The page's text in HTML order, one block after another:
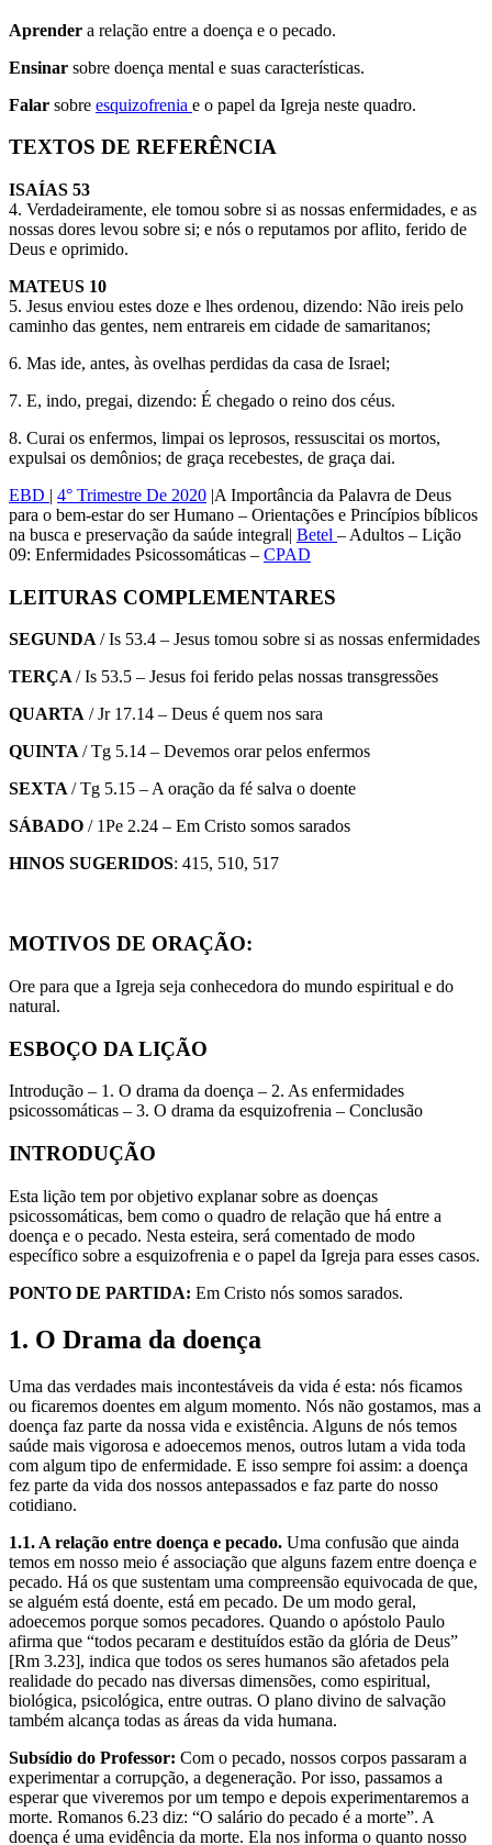
Aprender a relação entre a doença e o pecado.
Ensinar sobre doença mental e suas características.
Falar sobre esquizofrenia e o papel da Igreja neste quadro.
TEXTOS DE REFERÊNCIA
ISAÍAS 53
4. Verdadeiramente, ele tomou sobre si as nossas enfermidades, e as
nossas dores levou sobre si; e nós o reputamos por aflito, ferido de
Deus e oprimido.
MATEUS 10
5. Jesus enviou estes doze e lhes ordenou, dizendo: Não ireis pelo
caminho das gentes, nem entrareis em cidade de samaritanos;
6. Mas ide, antes, às ovelhas perdidas da casa de Israel;
7. E, indo, pregai, dizendo: É chegado o reino dos céus.
8. Curai os enfermos, limpai os leprosos, ressuscitai os mortos,
expulsai os demônios; de graça recebestes, de graça dai.
EBD | 4° Trimestre De 2020 |A Importância da Palavra de Deus
para o bem-estar do ser Humano – Orientações e Princípios bíblicos
na busca e preservação da saúde integral| Betel – Adultos – Lição
09: Enfermidades Psicossomáticas – CPAD
LEITURAS COMPLEMENTARES
SEGUNDA / Is 53.4 – Jesus tomou sobre si as nossas enfermidades
TERÇA / Is 53.5 – Jesus foi ferido pelas nossas transgressões
QUARTA / Jr 17.14 – Deus é quem nos sara
QUINTA / Tg 5.14 – Devemos orar pelos enfermos
SEXTA / Tg 5.15 – A oração da fé salva o doente
SÁBADO / 1Pe 2.24 – Em Cristo somos sarados
HINOS SUGERIDOS: 415, 510, 517
MOTIVOS DE ORAÇÃO:
Ore para que a Igreja seja conhecedora do mundo espiritual e do
natural.
ESBOÇO DA LIÇÃO
Introdução – 1. O drama da doença – 2. As enfermidades
psicossomáticas – 3. O drama da esquizofrenia – Conclusão
INTRODUÇÃO
Esta lição tem por objetivo explanar sobre as doenças
psicossomáticas, bem como o quadro de relação que há entre a
doença e o pecado. Nesta esteira, será comentado de modo
específico sobre a esquizofrenia e o papel da Igreja para esses casos.
PONTO DE PARTIDA: Em Cristo nós somos sarados.
1. O Drama da doença
Uma das verdades mais incontestáveis da vida é esta: nós ficamos
ou ficaremos doentes em algum momento. Nós não gostamos, mas a
doença faz parte da nossa vida e existência. Alguns de nós temos
saúde mais vigorosa e adoecemos menos, outros lutam a vida toda
com algum tipo de enfermidade. E isso sempre foi assim: a doença
fez parte da vida dos nossos antepassados e faz parte do nosso
cotidiano.
1.1. A relação entre doença e pecado. Uma confusão que ainda
temos em nosso meio é associação que alguns fazem entre doença e
pecado. Há os que sustentam uma compreensão equivocada de que,
se alguém está doente, está em pecado. De um modo geral,
adoecemos porque somos pecadores. Quando o apóstolo Paulo
afirma que “todos pecaram e destituídos estão da glória de Deus”
[Rm 3.23], indica que todos os seres humanos são afetados pela
realidade do pecado nas diversas dimensões, como espiritual,
biológica, psicológica, entre outras. O plano divino de salvação
também alcança todas as áreas da vida humana.
Subsídio do Professor: Com o pecado, nossos corpos passaram a
experimentar a corrupção, a degeneração. Por isso, passamos a
esperar que viveremos por um tempo e depois experimentaremos a
morte. Romanos 6.23 diz: “O salário do pecado é a morte”. A
doença é uma evidência da morte. Ela nos informa o quanto nosso